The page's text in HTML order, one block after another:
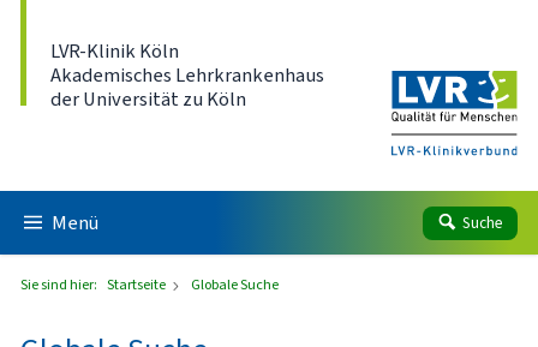
LVR-Klinik Köln
Akademisches Lehrkrankenhaus
der Universität zu Köln
Menü Suche
Sie sind hier: Startseite Globale Suche